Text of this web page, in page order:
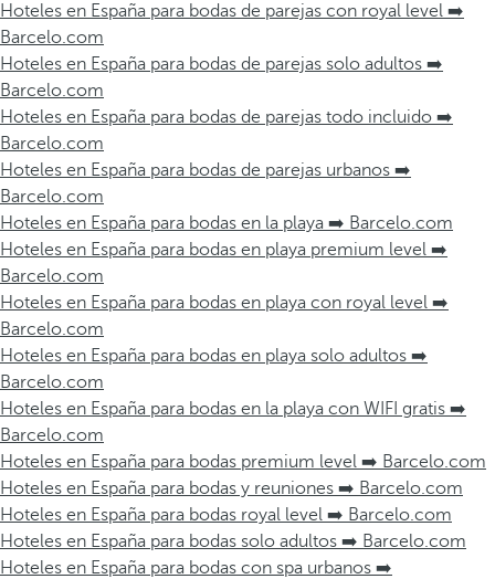
Hoteles en España para bodas de parejas con royal level ➡️
Barcelo.com
Hoteles en España para bodas de parejas solo adultos ➡️
Barcelo.com
Hoteles en España para bodas de parejas todo incluido ➡️
Barcelo.com
Hoteles en España para bodas de parejas urbanos ➡️
Barcelo.com
Hoteles en España para bodas en la playa ➡️ Barcelo.com
Hoteles en España para bodas en playa premium level ➡️
Barcelo.com
Hoteles en España para bodas en playa con royal level ➡️
Barcelo.com
Hoteles en España para bodas en playa solo adultos ➡️
Barcelo.com
Hoteles en España para bodas en la playa con WIFI gratis ➡️
Barcelo.com
Hoteles en España para bodas premium level ➡️ Barcelo.com
Hoteles en España para bodas y reuniones ➡️ Barcelo.com
Hoteles en España para bodas royal level ➡️ Barcelo.com
Hoteles en España para bodas solo adultos ➡️ Barcelo.com
Hoteles en España para bodas con spa urbanos ➡️